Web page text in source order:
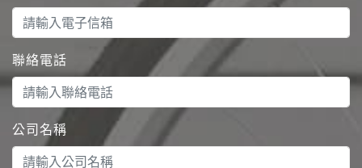
聯絡電話
公司名稱